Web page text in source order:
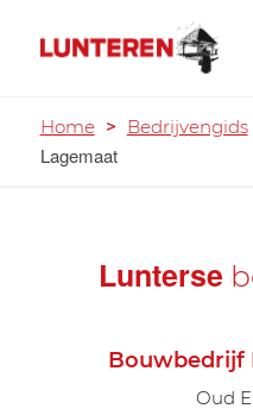
Home > Bedrijvengids
Lagemaat
Lunterse
Bouwbedrijf
Oud